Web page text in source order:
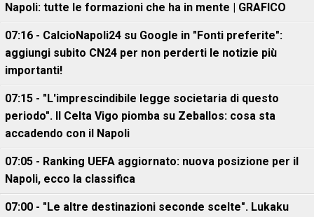
Napoli: tutte le formazioni che ha in mente | GRAFICO
07:16 - CalcioNapoli24 su Google in "Fonti preferite":
aggiungi subito CN24 per non perderti le notizie più
importanti!
07:15 - "L'imprescindibile legge societaria di questo
periodo". Il Celta Vigo piomba su Zeballos: cosa sta
accadendo con il Napoli
07:05 - Ranking UEFA aggiornato: nuova posizione per il
Napoli, ecco la classifica
07:00 - "Le altre destinazioni seconde scelte". Lukaku